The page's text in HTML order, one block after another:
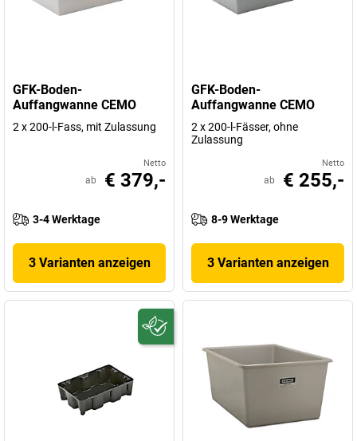
GFK-Boden-
Auffangwanne CEMO
2 x 200-l-Fass, mit Zulassung
Netto
ab € 379,-
3-4 Werktage
3 Varianten anzeigen
GFK-Boden-
Auffangwanne CEMO
2 x 200-l-Fässer, ohne
Zulassung
Netto
ab € 255,-
8-9 Werktage
3 Varianten anzeigen